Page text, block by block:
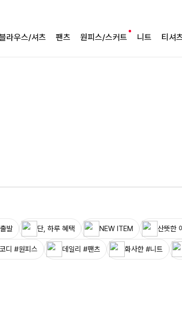
라우스/셔츠 팬츠 원피스/스커트 니트 티셔
발 단, 하루 혜택 NEW ITEM 산뜻한
디 #원피스 데일리 #팬츠 화사한 #니트